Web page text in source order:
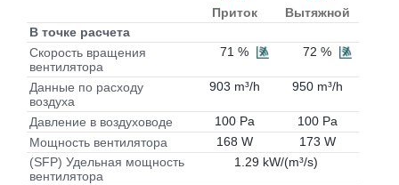
Приток
Вытяжной
В точке расчета
Скорость вращения
вентилятора
71 % 72 %
Данные по расходу
воздуха
903 m³/h 950 m³/h
Давление в воздуховоде 100 Pa
100 Pa
Мощность вентилятора
168 W
173 W
(SFP) Удельная мощность
вентилятора
1.29 kW/(m³/s)